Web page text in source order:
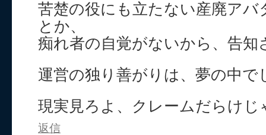
苦楚の役にも立たない産廃アバ
とか、
痴れ者の自覚がないから、告知
運営の独り善がりは、夢の中で
現実見ろよ、クレームだらけじ
返信